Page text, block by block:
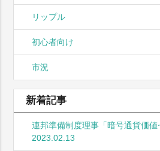
リップル
初心者向け
市況
新着記事
連邦準備制度理事「暗号通貨価
2023.02.13